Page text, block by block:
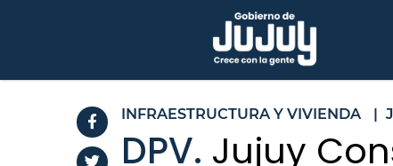
INFRAESTRUCTURA Y VIVIENDA |
DPV. Jujuy